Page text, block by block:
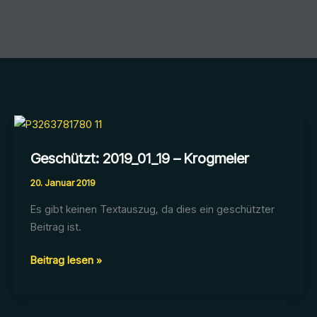
Geschützt: 2019_01_19 – Krogmeier
20. Januar 2019
Es gibt keinen Textauszug, da dies ein geschützter
Beitrag ist.
Geschützt:
Beitrag lesen »